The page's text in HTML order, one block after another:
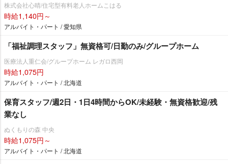
株式会社心晴/住宅型有料老人ホームこはる
時給1,140円～
アルバイト・パート / 愛知県
「福祉調理スタッフ」無資格可/日勤のみ/グループホーム
医療法人重仁会/グループホーム レガロ西岡
時給1,075円
アルバイト・パート / 北海道
保育スタッフ/週2日・1日4時間からOK/未経験・無資格歓迎/残
業なし
ぬくもりの森 中央
時給1,075円～
アルバイト・パート / 北海道